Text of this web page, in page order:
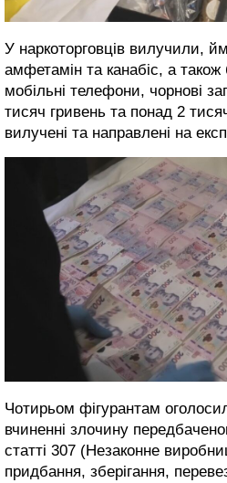
У наркоторговців вилучили,
амфетамін та канабіс, а також
мобільні телефони, чорнові
тисяч гривень та понад 2
вилучені та направлені на
Чотирьом фігурантам
вчиненні злочину
статті 307 (Незаконне
придбання, зберігання,